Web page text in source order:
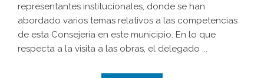
representantes institucionales, donde se han
abordado varios temas relativos a las competencias
de esta Consejería en este municipio. En lo que
respecta a la visita a las obras, el delegado ...